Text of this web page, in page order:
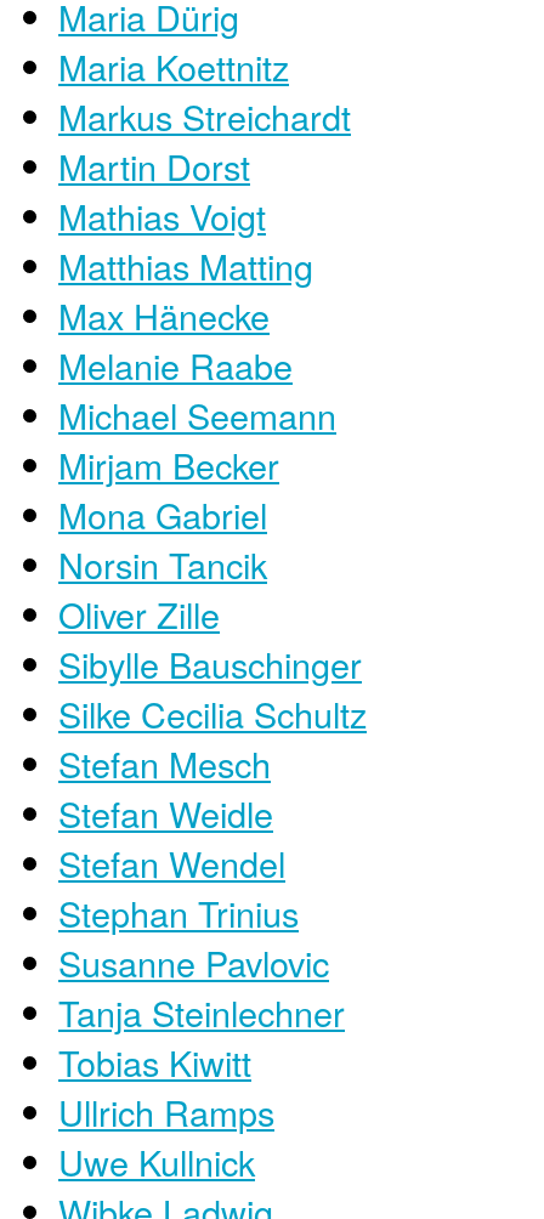
Maria Dürig
Maria Koettnitz
Markus Streichardt
Martin Dorst
Mathias Voigt
Matthias Matting
Max Hänecke
Melanie Raabe
Michael Seemann
Mirjam Becker
Mona Gabriel
Norsin Tancik
Oliver Zille
Sibylle Bauschinger
Silke Cecilia Schultz
Stefan Mesch
Stefan Weidle
Stefan Wendel
Stephan Trinius
Susanne Pavlovic
Tanja Steinlechner
Tobias Kiwitt
Ullrich Ramps
Uwe Kullnick